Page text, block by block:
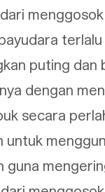
terlalu
puting dan
dengan
secara
untuk
guna